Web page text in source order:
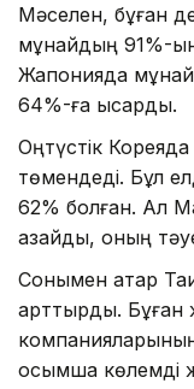
Мәселен, бұған
мұнайдың 91%-
Жапонияда
64%-ға қысқарды.
Оңтүстік
төмендеді. Бұл
62% болған. Ал
азайды, оның
Сонымен қатар
арттырды. Бұған
қосымша көлемді